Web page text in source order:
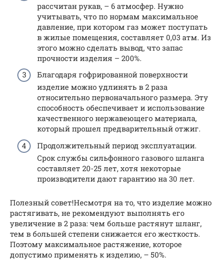
рассчитан рукав, – 6 атмосфер. Нужно
учитывать, что по нормам максимальное
давление, при котором газ может поступать
в жилые помещения, составляет 0,03 атм. Из
этого можно сделать вывод, что запас
прочности изделия – 200%.
Благодаря гофрированной поверхности
изделие можно удлинять в 2 раза
относительно первоначального размера. Эту
способность обеспечивает и использование
качественного нержавеющего материала,
который прошел предварительный отжиг.
Продолжительный период эксплуатации.
Срок службы сильфонного газового шланга
составляет 20-25 лет, хотя некоторые
производители дают гарантию на 30 лет.
Полезный совет!Несмотря на то, что изделие можно
растягивать, не рекомендуют выполнять его
увеличение в 2 раза: чем больше растянут шланг,
тем в большей степени снижается его жесткость.
Поэтому максимальное растяжение, которое
допустимо применять к изделию, – 50%.